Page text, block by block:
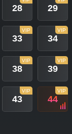
28 29
33
VIP
34
VIP
38
VIP
39
VIP
43
VIP
44
VIP